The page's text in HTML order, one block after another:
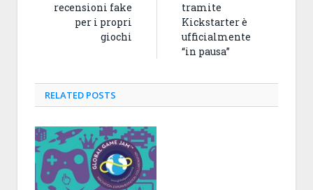
recensioni fake
per i propri
giochi
tramite
Kickstarter è
ufficialmente
“in pausa”
RELATED POSTS